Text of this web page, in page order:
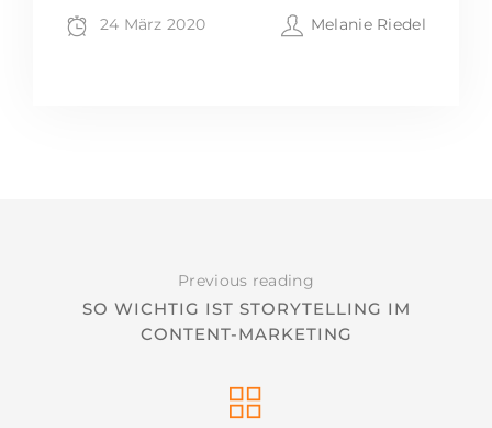
24 März 2020 Melanie Riedel
Previous reading
SO WICHTIG IST STORYTELLING IM
CONTENT-MARKETING